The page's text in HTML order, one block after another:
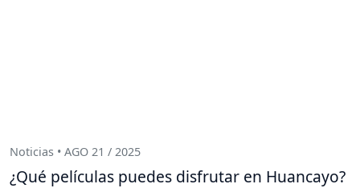
Noticias • AGO 21 / 2025
¿Qué películas puedes disfrutar en Huancayo?